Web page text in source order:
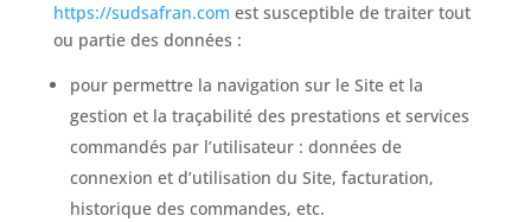
https://sudsafran.com est susceptible de traiter tout
ou partie des données :
pour permettre la navigation sur le Site et la
gestion et la traçabilité des prestations et services
commandés par l’utilisateur : données de
connexion et d’utilisation du Site, facturation,
historique des commandes, etc.